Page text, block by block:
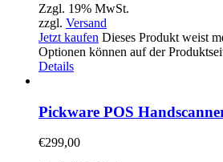
Zzgl. 19% MwSt.
zzgl. Versand
Jetzt kaufen Dieses Produkt weist
Optionen können auf der
Details
Pickware POS
€299,00